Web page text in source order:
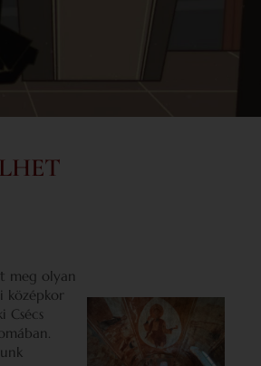
meg olyan
középkor
Csécs